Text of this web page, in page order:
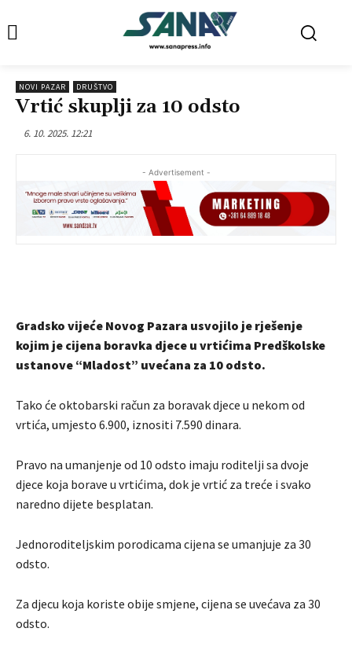
NOVI PAZAR DRUŠTVO
Vrtić skuplji za 10 odsto
6. 10. 2025. 12:21
- Advertisement -
Gradsko vijeće Novog Pazara usvojilo je rješenje
kojim je cijena boravka djece u vrtićima Predškolske
ustanove “Mladost” uvećana za 10 odsto.
Tako će oktobarski račun za boravak djece u nekom od
vrtića, umjesto 6.900, iznositi 7.590 dinara.
Pravo na umanjenje od 10 odsto imaju roditelji sa dvoje
djece koja borave u vrtićima, dok je vrtić za treće i svako
naredno dijete besplatan.
Jednoroditeljskim porodicama cijena se umanjuje za 30
odsto.
Za djecu koja koriste obije smjene, cijena se uvećava za 30
odsto.